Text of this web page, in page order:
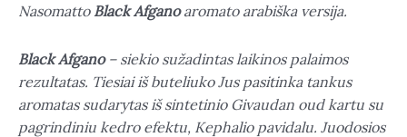
Nasomatto Black Afgano aromato arabiška versija.
Black Afgano– siekio sužadintas laikinos palaimos
rezultatas. Tiesiai iš buteliuko Jus pasitinka tankus
aromatas sudarytas iš sintetinio Givaudan oud kartu su
pagrindiniu kedro efektu, Kephalio pavidalu. Juodosios